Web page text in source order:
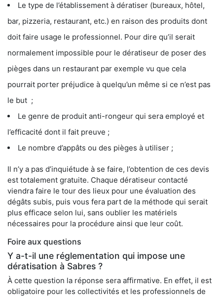
Le type de l’établissement à dératiser (bureaux, hôtel,
bar, pizzeria, restaurant, etc.) en raison des produits dont
doit faire usage le professionnel. Pour dire qu’il serait
normalement impossible pour le dératiseur de poser des
pièges dans un restaurant par exemple vu que cela
pourrait porter préjudice à quelqu’un même si ce n’est pas
le but ;
Le genre de produit anti-rongeur qui sera employé et
l’efficacité dont il fait preuve ;
Le nombre d’appâts ou des pièges à utiliser ;
Il n’y a pas d’inquiétude à se faire, l’obtention de ces devis
est totalement gratuite. Chaque dératiseur contacté
viendra faire le tour des lieux pour une évaluation des
dégâts subis, puis vous fera part de la méthode qui serait
plus efficace selon lui, sans oublier les matériels
nécessaires pour la procédure ainsi que leur coût.
Foire aux questions
Y a-t-il une réglementation qui impose une
dératisation à Sabres ?
À cette question la réponse sera affirmative. En effet, il est
obligatoire pour les collectivités et les professionnels de